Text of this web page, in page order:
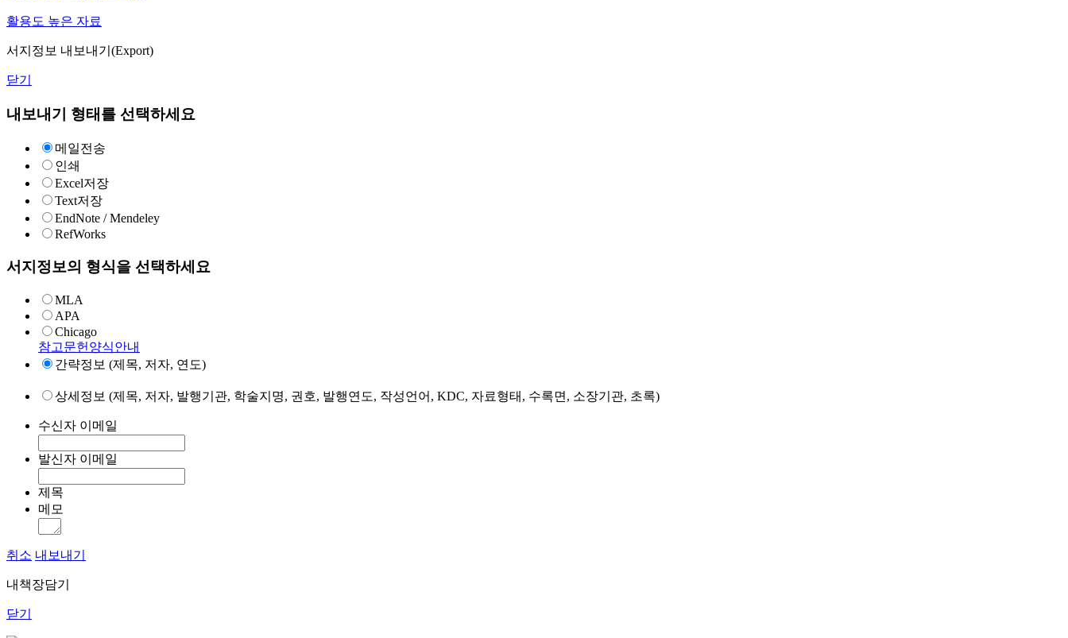
활용도 높은 자료
서지정보 내보내기(Export)
닫기
내보내기 형태를 선택하세요
메일전송
인쇄
Excel저장
Text저장
EndNote / Mendeley
RefWorks
서지정보의 형식을 선택하세요
MLA
APA
Chicago
참고문헌양식안내
간략정보 (제목, 저자, 연도)
상세정보 (제목, 저자, 발행기관, 학술지명, 권호, 발행연도, 작성언어, KDC, 자료형태, 수록면, 소장기관, 초록)
수신자 이메일
발신자 이메일
제목
메모
취소 내보내기
내책장담기
닫기